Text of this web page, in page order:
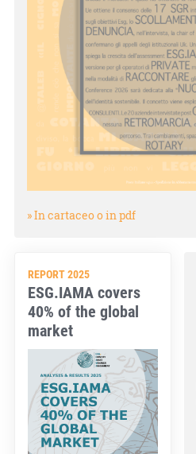
» In cartaceo o in pdf
REPORT 2025
ESG.IAMA covers
40% of the global
market